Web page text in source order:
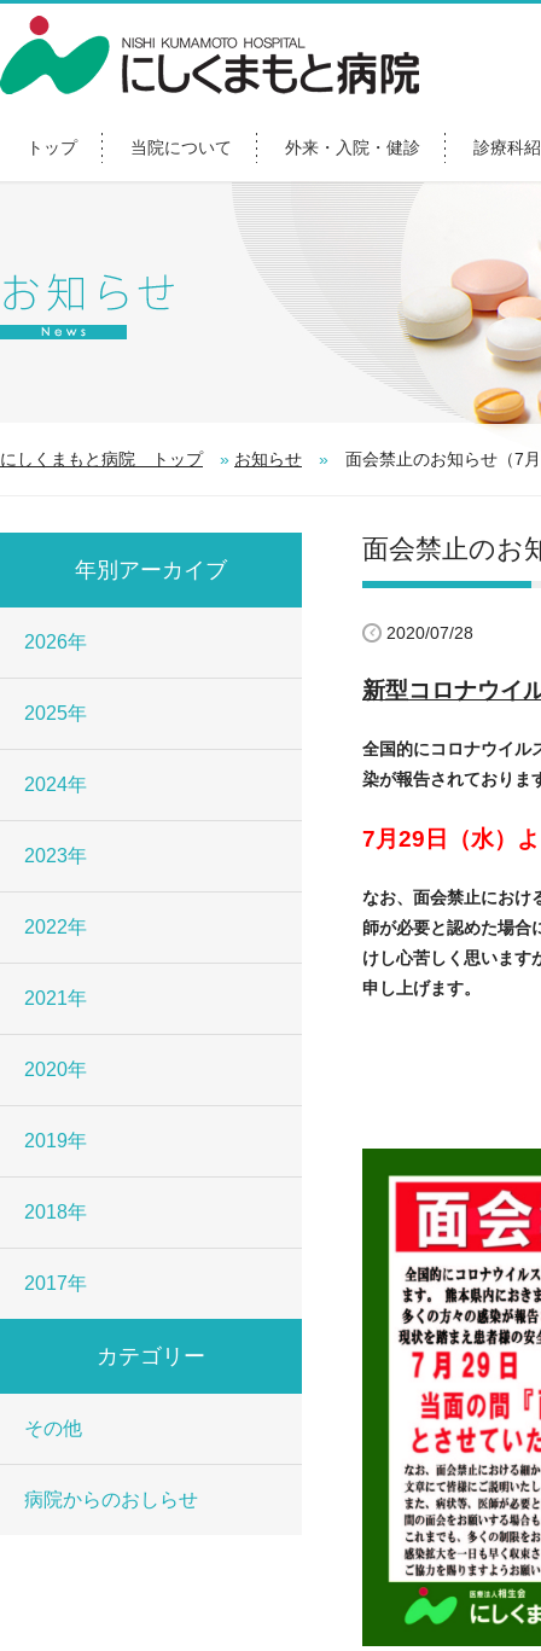
トップ 当院について 外来・入院・健診 診療科
にしくまもと病院 トップ » お知らせ » 面会禁止のお知らせ（7
面会禁止のお
2020/07/28
新型コロナウイ
全国的にコロナウイル
染が報告されておりま
7月29日（水）
なお、面会禁止におけ
師が必要と認めた場合
けし心苦しく思います
申し上げます。
年別アーカイブ
2026年
2025年
2024年
2023年
2022年
2021年
2020年
2019年
2018年
2017年
カテゴリー
その他
病院からのおしらせ